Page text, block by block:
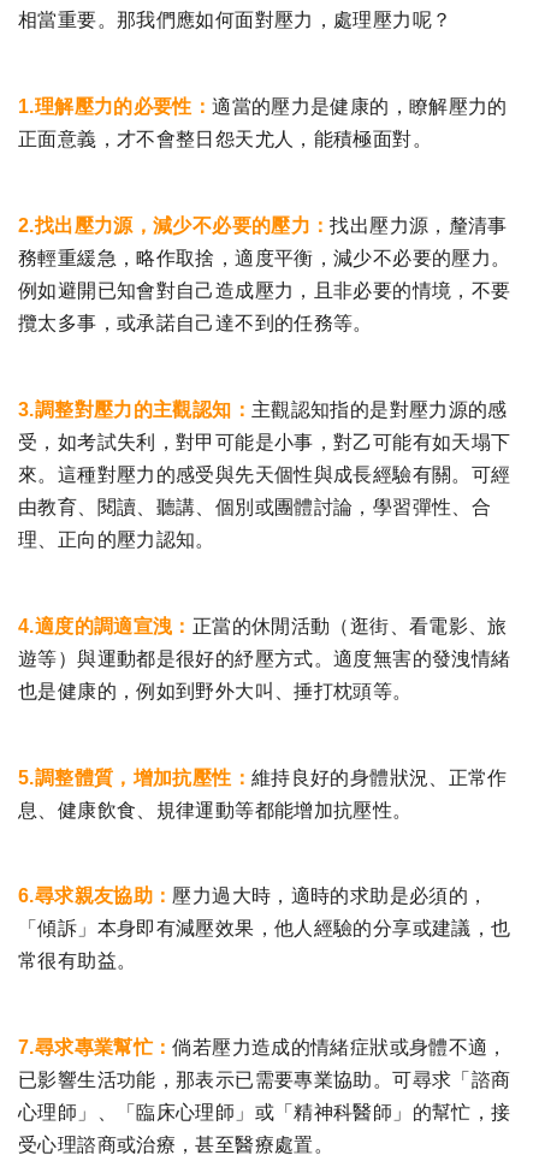
相當重要。那我們應如何面對壓力，處理壓力呢？
1.理解壓力的必要性：適當的壓力是健康的，瞭解壓力的
正面意義，才不會整日怨天尤人，能積極面對。
2.找出壓力源，減少不必要的壓力：找出壓力源，釐清事
務輕重緩急，略作取捨，適度平衡，減少不必要的壓力。
例如避開已知會對自己造成壓力，且非必要的情境，不要
攬太多事，或承諾自己達不到的任務等。
3.調整對壓力的主觀認知： 主觀認知指的是對壓力源的感
受，如考試失利，對甲可能是小事，對乙可能有如天塌下
來。這種對壓力的感受與先天個性與成長經驗有關。可經
由教育、閱讀、聽講、個別或團體討論，學習彈性、合
理、正向的壓力認知。
4.適度的調適宣洩： 正當的休閒活動（逛街、看電影、旅
遊等）與運動都是很好的紓壓方式。適度無害的發洩情緒
也是健康的，例如到野外大叫、捶打枕頭等。
5.調整體質，增加抗壓性： 維持良好的身體狀況、正常作
息、健康飲食、規律運動等都能增加抗壓性。
6.尋求親友協助： 壓力過大時，適時的求助是必須的，
「傾訴」本身即有減壓效果，他人經驗的分享或建議，也
常很有助益。
7.尋求專業幫忙：倘若壓力造成的情緒症狀或身體不適，
已影響生活功能，那表示已需要專業協助。可尋求「諮商
心理師」、「臨床心理師」或「精神科醫師」的幫忙，接
受心理諮商或治療，甚至醫療處置。